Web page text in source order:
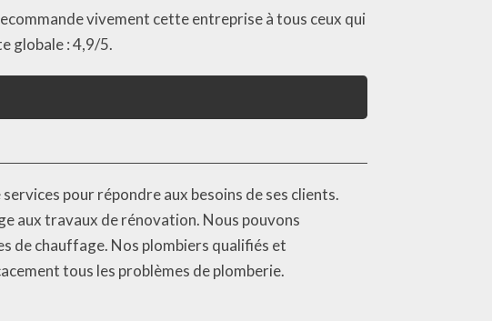
vivement cette entreprise à tous ceux qui
globale : 4,9/5.
pour répondre aux besoins de ses clients.
aux travaux de rénovation. Nous pouvons
de chauffage. Nos plombiers qualifiés et
tous les problèmes de plomberie.